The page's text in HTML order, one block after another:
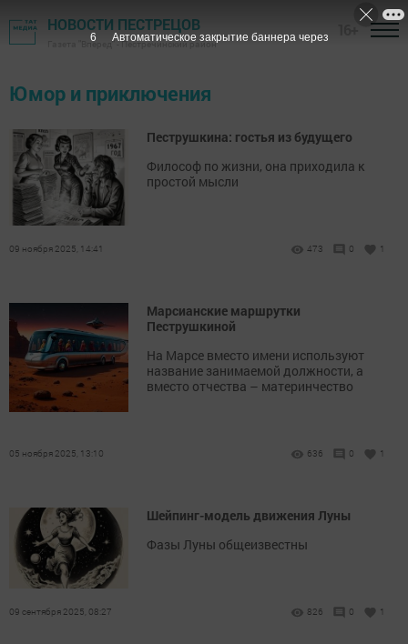
НОВОСТИ ПЕСТРЕЦОВ
Газета "Вперед" - Пестречинский район
Юмор и приключения
Пеструшкина: гостья из будущего
Философ по жизни, она приходила к
простой мысли
09 ноября 2025, 14:41 473 0 1
Марсианские маршрутки
Пеструшкиной
На Марсе вместо имени используют
название занимаемой должности, а
вместо отчества – материнчество
05 ноября 2025, 13:10 636 0 1
Шейпинг-модель движения Луны
Фазы Луны общеизвестны
09 сентября 2025, 08:27 826 0 1
5 Автоматическое закрытие баннера через